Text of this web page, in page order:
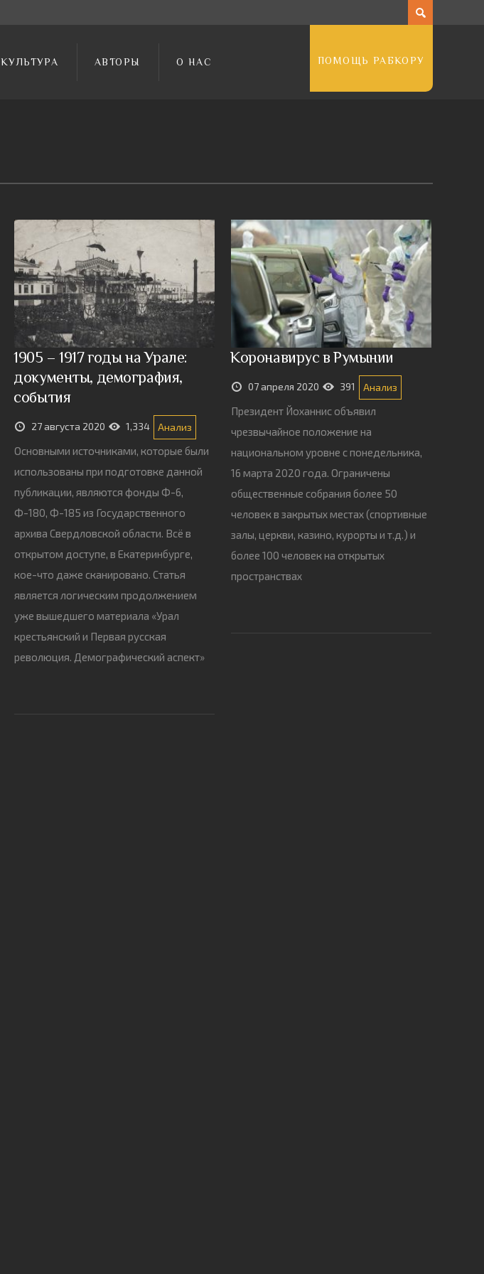
КУЛЬТУРА АВТОРЫ О НАС ПОМОЩЬ РАБКОРУ
1905 – 1917 годы на Урале:
документы, демография,
события
27 августа 2020 1,334 Анализ
Основными источниками, которые были
использованы при подготовке данной
публикации, являются фонды Ф-6,
Ф-180, Ф-185 из Государственного
архива Свердловской области. Всё в
открытом доступе, в Екатеринбурге,
кое-что даже сканировано. Статья
является логическим продолжением
уже вышедшего материала «Урал
крестьянский и Первая русская
революция. Демографический аспект»
Коронавирус в Румынии
07 апреля 2020 391 Анализ
Президент Йоханнис объявил
чрезвычайное положение на
национальном уровне с понедельника,
16 марта 2020 года. Ограничены
общественные собрания более 50
человек в закрытых местах (спортивные
залы, церкви, казино, курорты и т.д.) и
более 100 человек на открытых
пространствах